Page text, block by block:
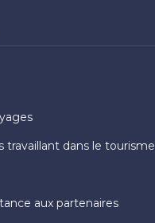
travaillant dans le tourisme
aux partenaires